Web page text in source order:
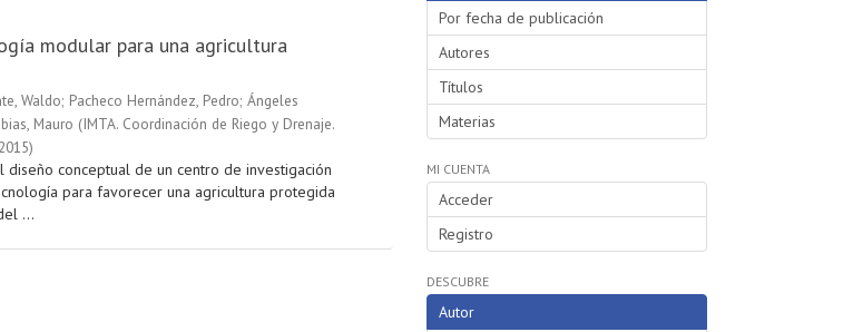
modular para una agricultura
Waldo; Pacheco Hernández, Pedro; Ángeles
Mauro (IMTA. Coordinación de Riego y Drenaje.
2015)
conceptual de un centro de investigación
para favorecer una agricultura protegida
...
Por fecha de publicación
Autores
Títulos
Materias
MI CUENTA
Acceder
Registro
DESCUBRE
Autor